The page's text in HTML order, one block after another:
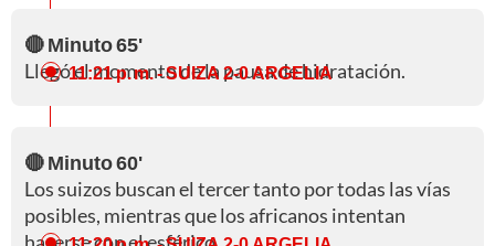
🔴 Minuto 65'
Llegó el momento de la pausa de hidratación.
11:21 p. m.- SUIZA 2-0 ARGELIA
🔴 Minuto 60'
Los suizos buscan el tercer tanto por todas las vías
posibles, mientras que los africanos intentan
hacerse con el esférico.